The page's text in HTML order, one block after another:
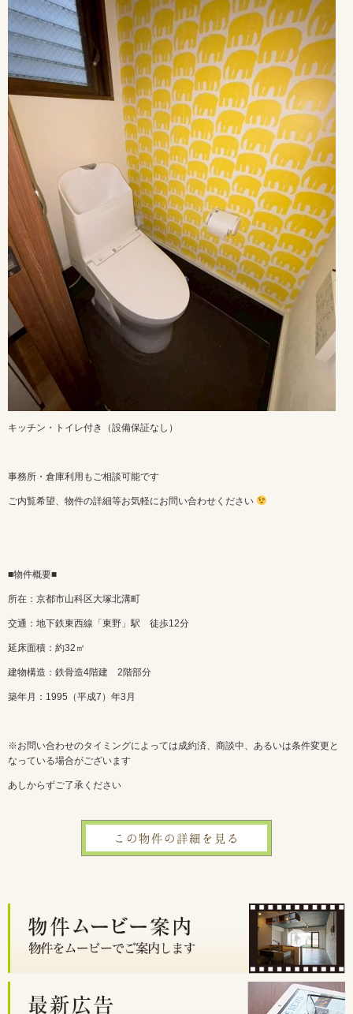
キッチン・トイレ付き（設備保証なし）
事務所・倉庫利用もご相談可能です
ご内覧希望、物件の詳細等お気軽にお問い合わせください
■物件概要■
所在：京都市山科区大塚北溝町
交通：地下鉄東西線「東野」駅 徒歩12分
延床面積：約32㎡
建物構造：鉄骨造4階建 2階部分
築年月：1995（平成7）年3月
※お問い合わせのタイミングによっては成約済、商談中、あるいは条件変更と
なっている場合がございます
あしからずご了承ください
この物件の詳細を見る